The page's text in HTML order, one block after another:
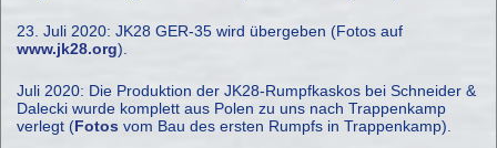
23. Juli 2020: JK28 GER-35 wird übergeben (Fotos auf
www.jk28.org).
Juli 2020: Die Produktion der JK28-Rumpfkaskos bei Schneider &
Dalecki wurde komplett aus Polen zu uns nach Trappenkamp
verlegt (Fotos vom Bau des ersten Rumpfs in Trappenkamp).